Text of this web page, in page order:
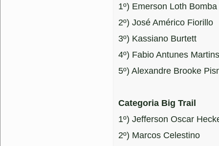
1º) Emerson Loth Bomba
2º) José Américo Fiorillo
3º) Kassiano Burtett
4º) Fabio Antunes Martins
5º) Alexandre Brooke
Categoria Big Trail
1º) Jefferson Oscar
2º) Marcos Celestino